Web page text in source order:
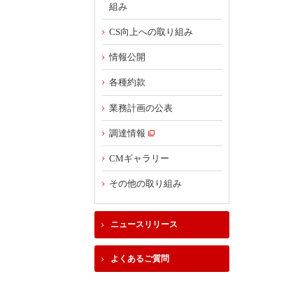
組み
CS向上への取り組み
情報公開
各種約款
業務計画の公表
調達情報
CMギャラリー
その他の取り組み
ニュースリリース
よくあるご質問